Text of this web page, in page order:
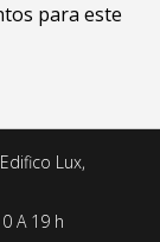
para este
Lux,
A 19 h